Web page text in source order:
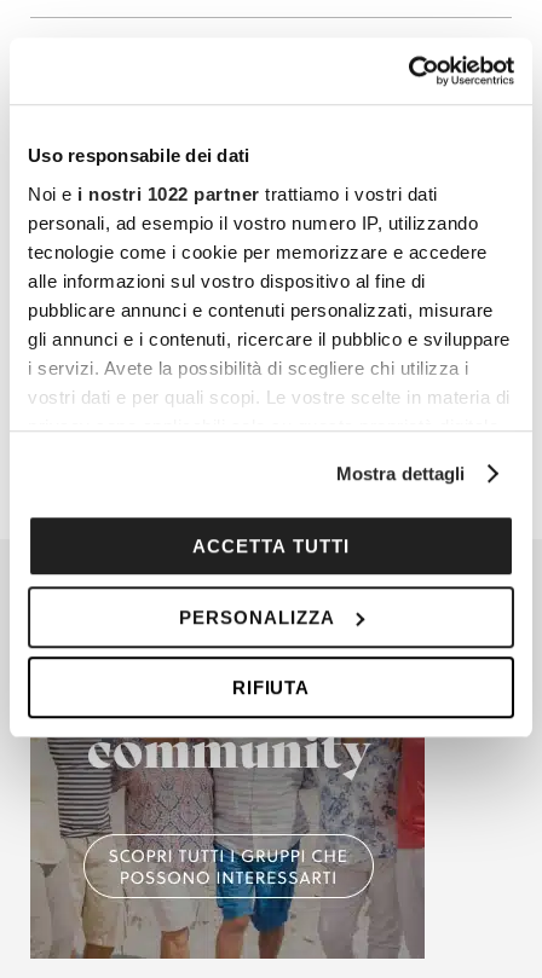
Uso responsabile dei dati
Noi e i nostri 1022 partner trattiamo i vostri dati
personali, ad esempio il vostro numero IP, utilizzando
tecnologie come i cookie per memorizzare e accedere
alle informazioni sul vostro dispositivo al fine di
pubblicare annunci e contenuti personalizzati, misurare
gli annunci e i contenuti, ricercare il pubblico e sviluppare
i servizi. Avete la possibilità di scegliere chi utilizza i
vostri dati e per quali scopi. Le vostre scelte in materia di
privacy sono applicabili solo su questa proprietà digitale
modificare o revocare il proprio consenso in qualsiasi
momento dalla Dichiarazione sui cookie o facendo clic
sull'icona di attivazione della privacy.
raccogliere informazioni sulla tua posizione
geografica, con un'approssimazione di qualche
Identificare il tuo dispositivo, scansionandolo
attivamente alla ricerca di caratteristiche specifiche
(impronte digitali).
Approfondisci come vengono elaborati i tuoi dati personali
e imposta le tue preferenze nellasezione dettagli
modificare o ritirare il tuo consenso in qualsiasi momento
dalla Dichiarazione sui cookie.
Utilizziamo i cookie per personalizzare contenuti ed
Mostra dettagli
ACCETTA TUTTI
PERSONALIZZA
RIFIUTA
Vuoi commentare l’articolo? Iscriviti
alla community e partecipa alla
Cocooners è una community che aggrega
persone appassionate, piene di interessi e
gratitudine nei confronti della vita, per offrire
loro esperienze di socialità e risorse per vivere
al meglio.
PARTECIPA ANCHE TU